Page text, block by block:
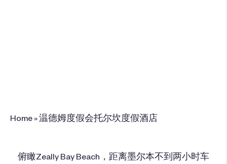
Home »温德姆度假会托尔坎度假酒店
俯瞰Zeally Bay Beach，距离墨尔本不到两小时车